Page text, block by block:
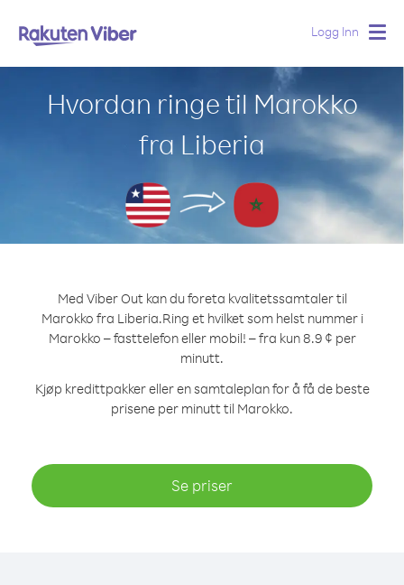
Logg Inn
Hvordan ringe til Marokko
fra Liberia
Med Viber Out kan du foreta kvalitetssamtaler til
Marokko fra Liberia.Ring et hvilket som helst nummer i
Marokko – fasttelefon eller mobil! – fra kun 8.9 ¢ per
minutt.
Kjøp kredittpakker eller en samtaleplan for å få de beste
prisene per minutt til Marokko.
Se priser